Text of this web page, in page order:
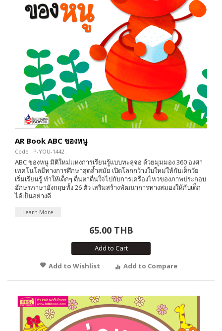
AR Book ABC ของหนู
Code : P-YOU-1442
ABC ของหนู มิติใหม่แห่งการเรียนรู้แบบทะลุจอ ด้วยมุมมอง 360 องศา
เทคโนโลยีทางการศึกษาสุดล้ำสมัย เปิดโลกกว้างใบใหม่ให้กับเด็กวัย
เริ่มเรียนรู้ ทำให้เด็กๆ ตื่นตาตื่นใจไปกับการเครื่องไหวของภาพประกอบ
อักษรภาษาอังกฤษทั้ง 26 ตัว เสริมสร้างพัฒนาการทางสมองให้กับเด็ก
ได้เป็นอย่างดี
Learn More
65.00 THB
Add to Cart
Add to Wishlist
Add to Compare